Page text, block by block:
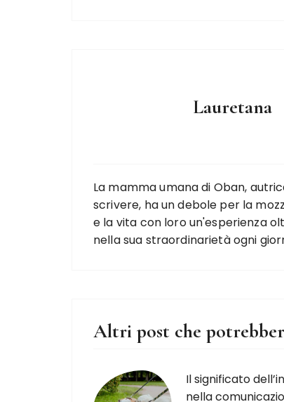
Lauretana
La mamma umana di Oban,
scrivere, ha un debole per la
e la vita con loro un'esperienza
nella sua straordinarietà ogni
Altri post che
Il significato
nella